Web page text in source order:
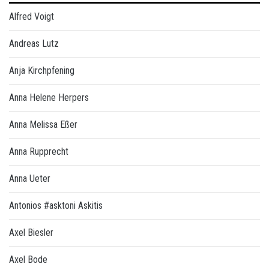
Alfred Voigt
Andreas Lutz
Anja Kirchpfening
Anna Helene Herpers
Anna Melissa Eßer
Anna Rupprecht
Anna Ueter
Antonios #asktoni Askitis
Axel Biesler
Axel Bode